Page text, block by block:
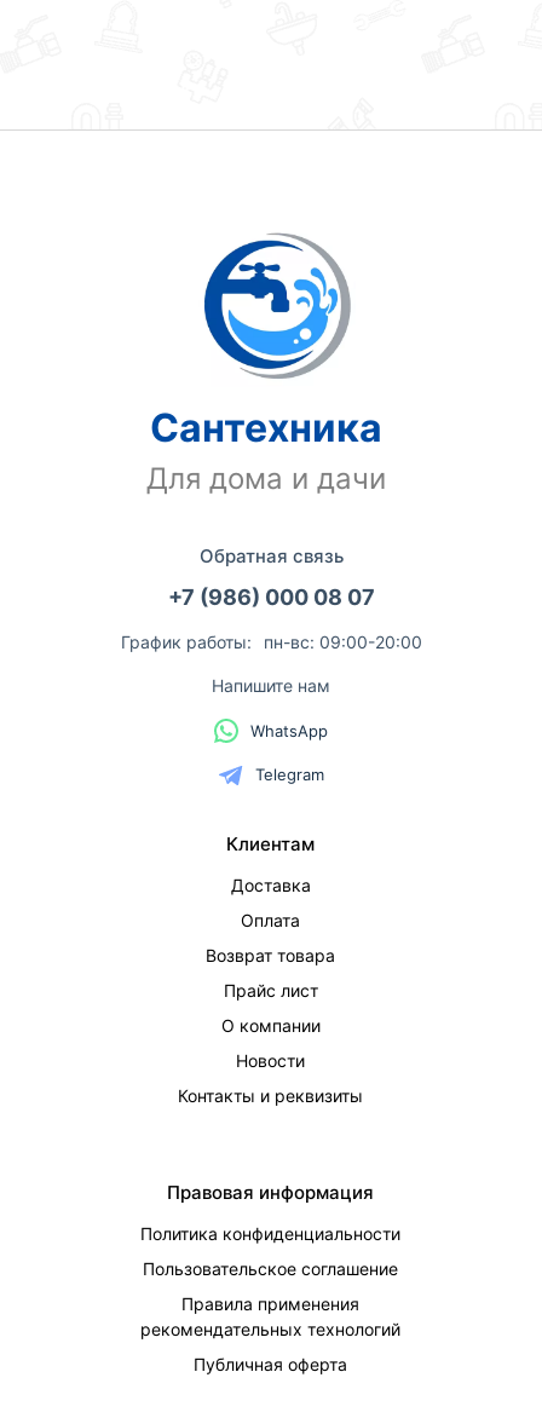
Сантехника
Для дома и дачи
Обратная связь
+7 (986) 000 08 07
График работы: пн-вс: 09:00-20:00
Напишите нам
WhatsApp
Telegram
Клиентам
Доставка
Оплата
Возврат товара
Прайс лист
О компании
Новости
Контакты и реквизиты
Правовая информация
Политика конфиденциальности
Пользовательское соглашение
Правила применения
рекомендательных технологий
Публичная оферта